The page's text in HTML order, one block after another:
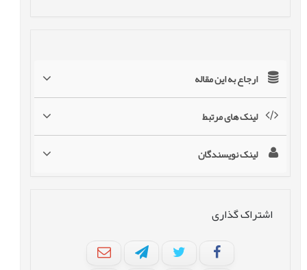
ارجاع به این مقاله
لینک های مرتبط
لینک نویسندگان
اشتراک گذاری